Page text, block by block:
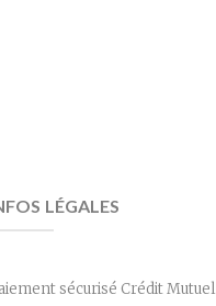
LÉGALES
sécurisé Crédit Mutuel